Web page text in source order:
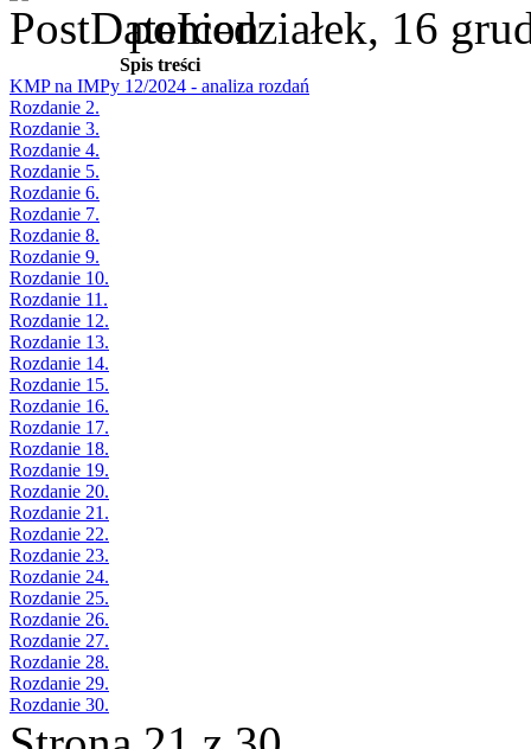
poniedziałek, 16
Spis treści
KMP na IMPy 12/2024 - analiza rozdań
Rozdanie 2.
Rozdanie 3.
Rozdanie 4.
Rozdanie 5.
Rozdanie 6.
Rozdanie 7.
Rozdanie 8.
Rozdanie 9.
Rozdanie 10.
Rozdanie 11.
Rozdanie 12.
Rozdanie 13.
Rozdanie 14.
Rozdanie 15.
Rozdanie 16.
Rozdanie 17.
Rozdanie 18.
Rozdanie 19.
Rozdanie 20.
Rozdanie 21.
Rozdanie 22.
Rozdanie 23.
Rozdanie 24.
Rozdanie 25.
Rozdanie 26.
Rozdanie 27.
Rozdanie 28.
Rozdanie 29.
Rozdanie 30.